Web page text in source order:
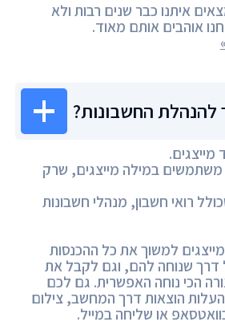
איתנו כבר שנים רבות ולא
אוהבים אותם מאוד.
להנהלת החשבונות?
מייצגים.
משתמשים במילה מייצגים, שרק
רואי חשבון, מנהלי חשבונות
למשוך את כל ההכנסות
שנוחה להם, וגם לקבל את
הכי נוחה האפשרית. גם לכם
הוצאות דרך המחשב, צילום
או שליחה במייל.